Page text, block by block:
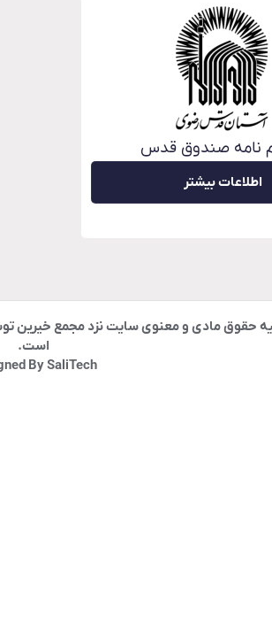
نامه صندوق قدس
اطلاعات بیشتر
حقوق مادی و معنوی سایت نزد مجمع خیرین
است.
By SaliTech